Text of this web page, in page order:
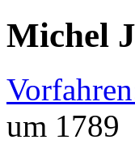
Michel
um 1789